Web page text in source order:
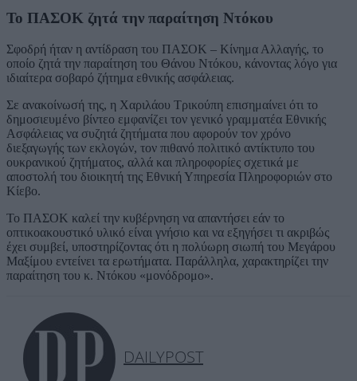
Το ΠΑΣΟΚ ζητά την παραίτηση Ντόκου
Σφοδρή ήταν η αντίδραση του ΠΑΣΟΚ – Κίνημα Αλλαγής, το
οποίο ζητά την παραίτηση του Θάνου Ντόκου, κάνοντας λόγο για
ιδιαίτερα σοβαρό ζήτημα εθνικής ασφάλειας.
Σε ανακοίνωσή της, η Χαριλάου Τρικούπη επισημαίνει ότι το
δημοσιευμένο βίντεο εμφανίζει τον γενικό γραμματέα Εθνικής
Ασφάλειας να συζητά ζητήματα που αφορούν τον χρόνο
διεξαγωγής των εκλογών, τον πιθανό πολιτικό αντίκτυπο του
ουκρανικού ζητήματος, αλλά και πληροφορίες σχετικά με
αποστολή του διοικητή της Εθνική Υπηρεσία Πληροφοριών στο
Κίεβο.
Το ΠΑΣΟΚ καλεί την κυβέρνηση να απαντήσει εάν το
οπτικοακουστικό υλικό είναι γνήσιο και να εξηγήσει τι ακριβώς
έχει συμβεί, υποστηρίζοντας ότι η πολύωρη σιωπή του Μεγάρου
Μαξίμου εντείνει τα ερωτήματα. Παράλληλα, χαρακτηρίζει την
παραίτηση του κ. Ντόκου «μονόδρομο».
DAILYPOST